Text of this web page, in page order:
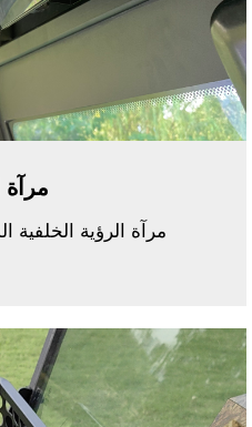
مرآة
مرآة الرؤية الخلفية